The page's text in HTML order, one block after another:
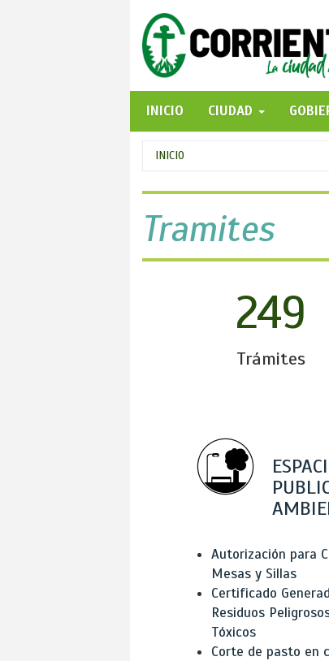
INICIO
CIUDAD
Se
encuentra
usted
aquí
INICIO
Tramites
249
Trámites
Autorización para
Mesas y Sillas
Certificado
Residuos
Tóxicos
Corte de pasto en